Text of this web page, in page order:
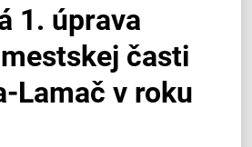
1. úprava
časti
Lamač v roku